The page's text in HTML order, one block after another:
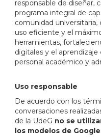
responsable de diseñar,
programa integral de
comunidad
uso eficiente y el
herramientas,
digitales y el
personal académico y
Uso responsable
De acuerdo con los
conversaciones
de la UdeG no se
los modelos de Google